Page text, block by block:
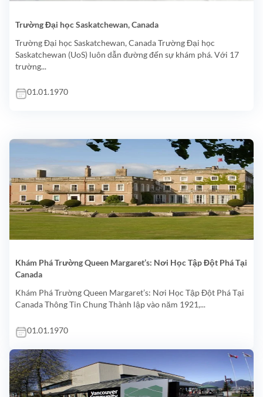
Trường Đại học Saskatchewan, Canada
Trường Đại học Saskatchewan, Canada Trường Đại học
Saskatchewan (UoS) luôn dẫn đường đến sự khám phá. Với 17
trường...
01.01.1970
Khám Phá Trường Queen Margaret’s: Nơi Học Tập Đột Phá Tại
Canada
Khám Phá Trường Queen Margaret’s: Nơi Học Tập Đột Phá Tại
Canada Thông Tin Chung Thành lập vào năm 1921,...
01.01.1970